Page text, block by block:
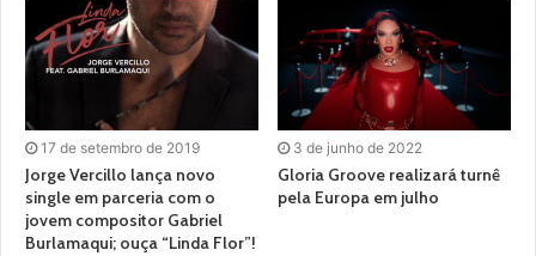
17 de setembro de 2019
Jorge Vercillo lança novo
single em parceria com o
jovem compositor Gabriel
Burlamaqui; ouça “Linda Flor”!
3 de junho de 2022
Gloria Groove realizará turnê
pela Europa em julho